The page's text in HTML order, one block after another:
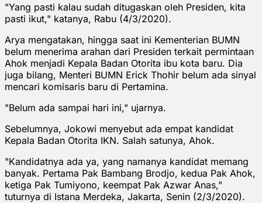
"Yang pasti kalau sudah ditugaskan oleh Presiden, kita
pasti ikut," katanya, Rabu (4/3/2020).
Arya mengatakan, hingga saat ini Kementerian BUMN
belum menerima arahan dari Presiden terkait permintaan
Ahok menjadi Kepala Badan Otorita ibu kota baru. Dia
juga bilang, Menteri BUMN Erick Thohir belum ada sinyal
mencari komisaris baru di Pertamina.
"Belum ada sampai hari ini," ujarnya.
Sebelumnya, Jokowi menyebut ada empat kandidat
Kepala Badan Otorita IKN. Salah satunya, Ahok.
"Kandidatnya ada ya, yang namanya kandidat memang
banyak. Pertama Pak Bambang Brodjo, kedua Pak Ahok,
ketiga Pak Tumiyono, keempat Pak Azwar Anas,"
tuturnya di Istana Merdeka, Jakarta, Senin (2/3/2020).